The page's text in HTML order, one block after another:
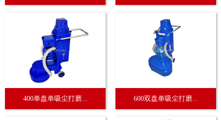
400单盘单吸尘打磨... 600双盘单吸尘打磨...